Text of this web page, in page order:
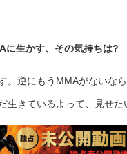
に生かす、その気持ちは?
。逆にもうMMAがないな
生きているよって、見せた